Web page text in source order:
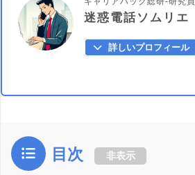
迷惑電話ソムリエ
詳しいプロフィール
目次 非表示